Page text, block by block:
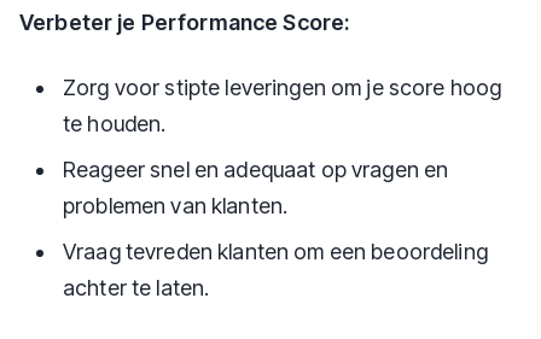
Verbeter je Performance Score:
Zorg voor stipte leveringen om je score hoog
te houden.
Reageer snel en adequaat op vragen en
problemen van klanten.
Vraag tevreden klanten om een beoordeling
achter te laten.